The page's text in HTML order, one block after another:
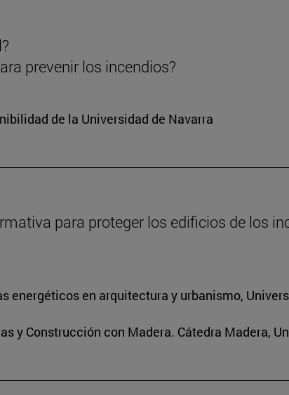
prevenir los incendios?
de la Universidad de Navarra
para proteger los edificios de los
energéticos en arquitectura y urbanismo,
y Construcción con Madera. Cátedra Madera,